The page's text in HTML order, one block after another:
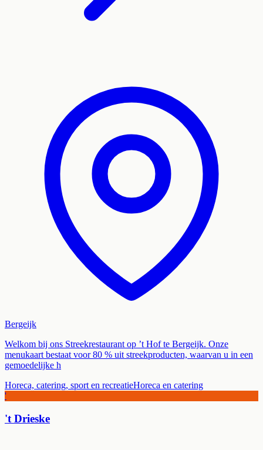
Bergeijk
Welkom bij ons Streekrestaurant op ’t Hof te Bergeijk. Onze
menukaart bestaat voor 80 % uit streekproducten, waarvan u in een
gemoedelijke h
Horeca, catering, sport en recreatieHoreca en catering
'
't Drieske